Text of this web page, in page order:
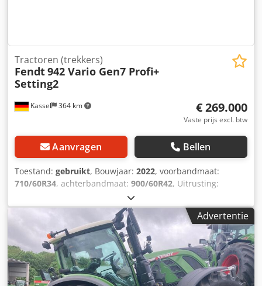
Kassel 364 km
Tractoren (trekkers)
Fendt942 Vario Gen7 Profi+
Setting2
€ 269.000
Vaste prijs excl. btw
Aanvragen Bellen
Toestand: gebruikt, Bouwjaar: 2022, voorbandmaat:
710/60R34, achterbandmaat: 900/60R42, Uitrusting:
luchtdrukrem, voorste aftakas
Bandenluchtdrukregelingssysteem VarioGrip,
omkeerventilator Dwedpfx Aieucqckecea
Advertentie